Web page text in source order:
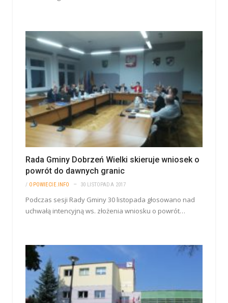
Rada Gminy Dobrzeń Wielki skieruje wniosek o
powrót do dawnych granic
/ OPOWIECIE.INFO 30 LISTOPADA 2017
Podczas sesji Rady Gminy 30 listopada głosowano nad
uchwałą intencyjną ws. złożenia wniosku o powrót…